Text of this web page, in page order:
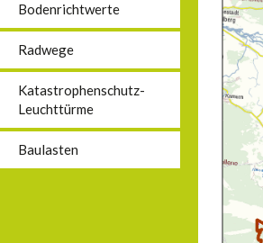
Bodenrichtwerte
Radwege
Katastrophenschutz-
Leuchttürme
Baulasten